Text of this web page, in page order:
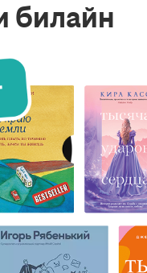
билайн